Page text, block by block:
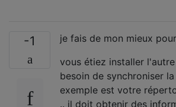
-1
je fais de mon mieux
vous étiez installer
besoin de synchroniser
exemple est votre
.. il doit obtenir des